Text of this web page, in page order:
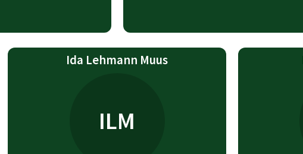
Ida Lehmann Muus
ILM